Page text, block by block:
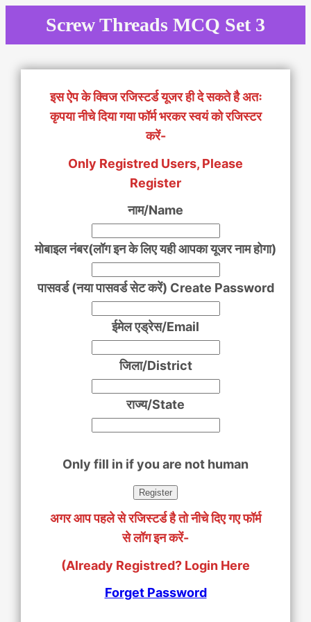
Screw Threads MCQ Set 3
इस ऐप के क्विज रजिस्टर्ड यूजर ही दे सकते है अतः
कृपया नीचे दिया गया फॉर्म भरकर स्वयं को रजिस्टर
करें-
Only Registred Users, Please
Register
नाम/Name
मोबाइल नंबर(लॉग इन के लिए यही आपका यूजर नाम होगा)
पासवर्ड (नया पासवर्ड सेट करें) Create Password
ईमेल एड्रेस/Email
जिला/District
राज्य/State
Only fill in if you are not human
अगर आप पहले से रजिस्टर्ड है तो नीचे दिए गए फॉर्म
से लॉग इन करें-
(Already Registred? Login Here
Forget Password